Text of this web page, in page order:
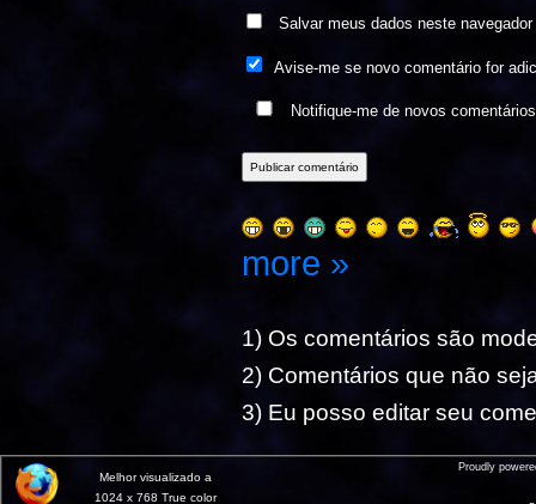
Salvar meus dados neste
Avise-me se novo comentário for
Notifique-me de novos
more »
1) Os comentários são
2) Comentários que não
3) Eu posso editar seu
Melhor visualizado a
1024 x 768 True color
Proudly